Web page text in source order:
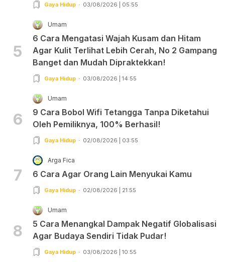
Gaya Hidup 03/08/2026 | 05:55
5
Umam
6 Cara Mengatasi Wajah Kusam dan Hitam
Agar Kulit Terlihat Lebih Cerah, No 2 Gampang
Banget dan Mudah Dipraktekkan!
Gaya Hidup 03/08/2026 | 14:55
6
Umam
9 Cara Bobol Wifi Tetangga Tanpa Diketahui
Oleh Pemiliknya, 100% Berhasil!
Gaya Hidup 02/08/2026 | 03:55
7
Arga Fica
6 Cara Agar Orang Lain Menyukai Kamu
Gaya Hidup 02/08/2026 | 21:55
8
Umam
5 Cara Menangkal Dampak Negatif Globalisasi
Agar Budaya Sendiri Tidak Pudar!
Gaya Hidup 03/08/2026 | 10:55